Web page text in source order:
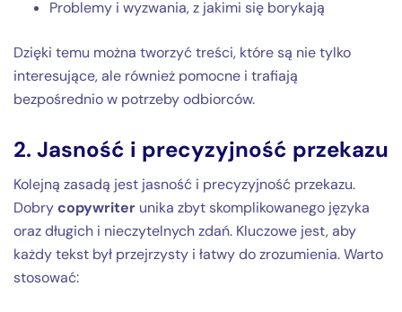
Problemy i wyzwania, z jakimi się borykają
Dzięki temu można tworzyć treści, które są nie tylko
interesujące, ale również pomocne i trafiają
bezpośrednio w potrzeby odbiorców.
2. Jasność i precyzyjność przekazu
Kolejną zasadą jest jasność i precyzyjność przekazu.
Dobrycopywriter unika zbyt skomplikowanego języka
oraz długich i nieczytelnych zdań. Kluczowe jest, aby
każdy tekst był przejrzysty i łatwy do zrozumienia. Warto
stosować: